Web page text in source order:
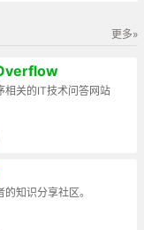
更多»
相关的IT技术问答网站
知识分享社区。